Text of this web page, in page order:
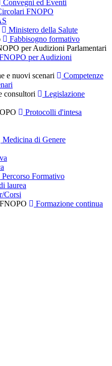
Convegni ed Eventi
FNOPO
Ministero della Salute
Fabbisogno formativo
per Audizioni Parlamentari
per Audizioni
e nuovi scenari
Competenze
consultori
Legislazione
Protocolli d'intesa
Medicina di Genere
Percorso Formativo
laurea
Corsi
Formazione continua